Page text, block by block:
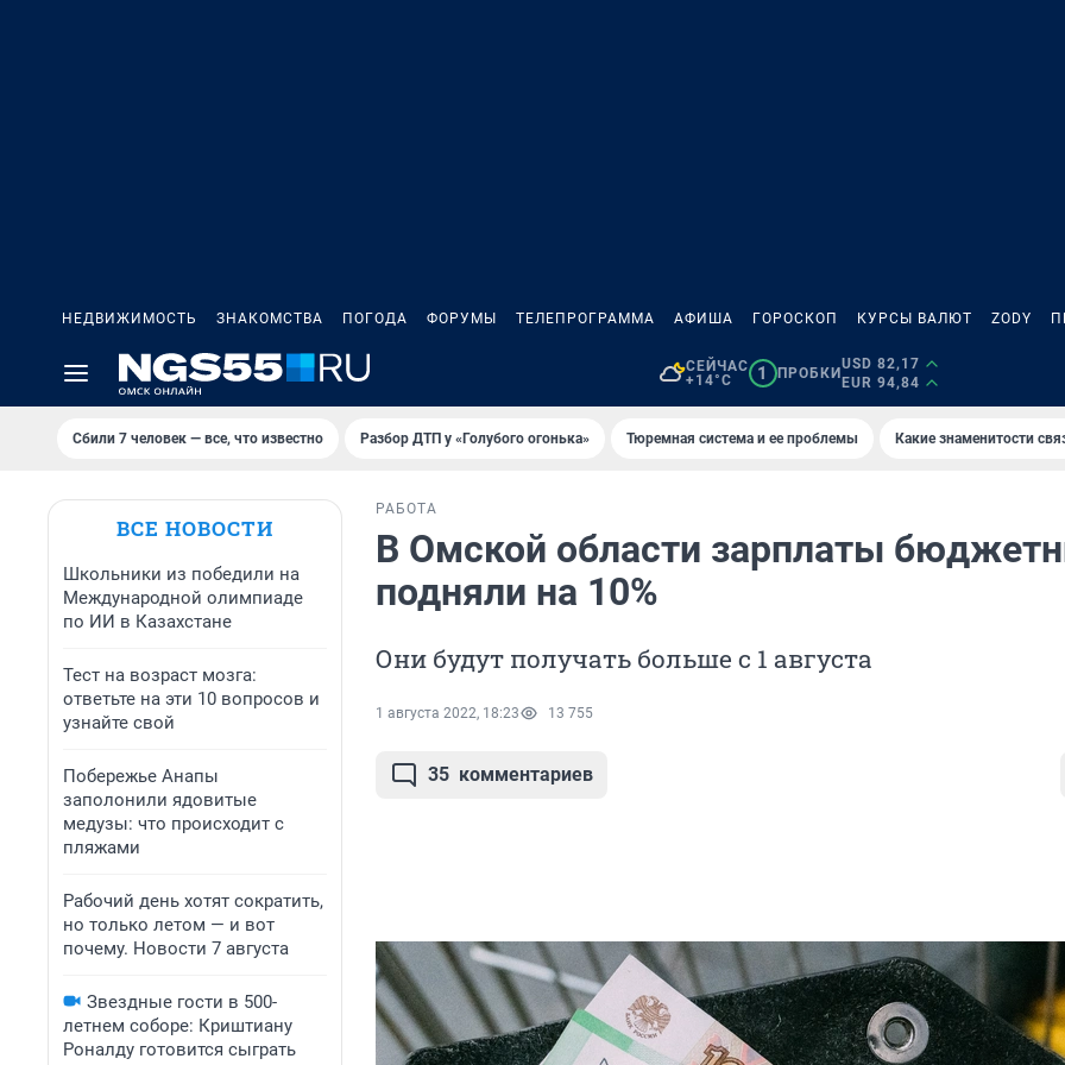
НЕДВИЖИМОСТЬ ЗНАКОМСТВА ПОГОДА ФОРУМЫ ТЕЛЕПРОГРАММА АФИША ГОРОСКОП КУРСЫ ВАЛЮТ ZODY
СЕЙЧАС
+14°C
1 ПРОБКИ
USD 82,17
EUR 94,84
Сбили 7 человек — все, что известно Разбор ДТП у «Голубого огонька» Тюремная система и ее проблемы Какие знаменитости
ВСЕ НОВОСТИ
Школьники из победили на
Международной олимпиаде
по ИИ в Казахстане
Тест на возраст мозга:
ответьте на эти 10 вопросов и
узнайте свой
Побережье Анапы
заполонили ядовитые
медузы: что происходит с
пляжами
Рабочий день хотят сократить,
но только летом — и вот
почему. Новости 7 августа
Звездные гости в 500-
летнем соборе: Криштиану
Роналду готовится сыграть
РАБОТА
В Омской области зарплаты
подняли на 10%
Они будут получать больше с 1 августа
1 августа 2022, 18:23 13 755
35 комментариев